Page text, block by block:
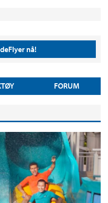
nå!
FORUM